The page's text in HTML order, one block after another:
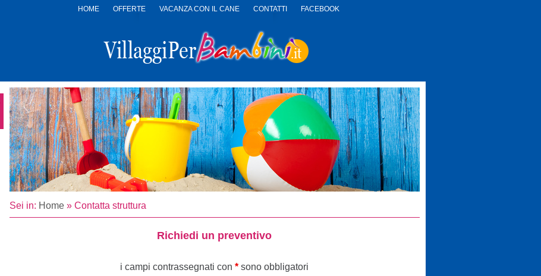
HOME OFFERTE VACANZA CON IL CANE CONTATTI
FACEBOOK
PER
BAMBINI
Sei in: Home» Contatta struttura
Richiedi un preventivo
i campi contrassegnati con * sono obbligatori